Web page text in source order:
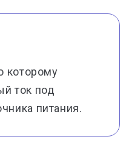
которому
ток под
питания.